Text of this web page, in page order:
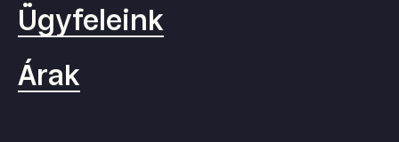
Ügyfeleink
Árak